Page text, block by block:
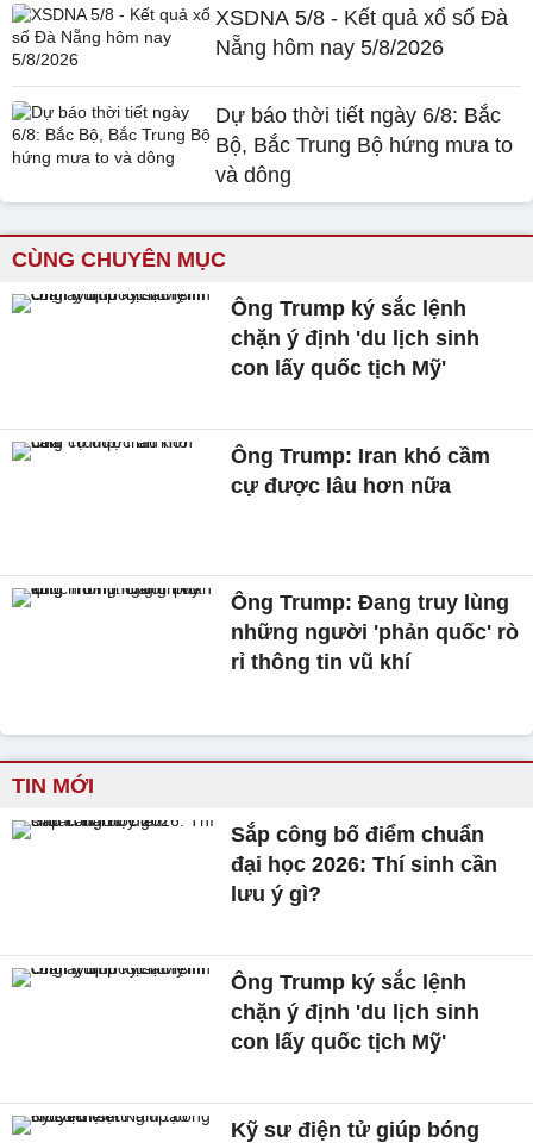
XSDNA 5/8 - Kết quả xổ số Đà
Nẵng hôm nay 5/8/2026
Dự báo thời tiết ngày 6/8: Bắc
Bộ, Bắc Trung Bộ hứng mưa to
và dông
CÙNG CHUYÊN MỤC
Ông Trump ký sắc lệnh
chặn ý định 'du lịch sinh
con lấy quốc tịch Mỹ'
Ông Trump: Iran khó cầm
cự được lâu hơn nữa
Ông Trump: Đang truy lùng
những người 'phản quốc' rò
rỉ thông tin vũ khí
TIN MỚI
Sắp công bố điểm chuẩn
đại học 2026: Thí sinh cần
lưu ý gì?
Ông Trump ký sắc lệnh
chặn ý định 'du lịch sinh
con lấy quốc tịch Mỹ'
Kỹ sư điện tử giúp bóng